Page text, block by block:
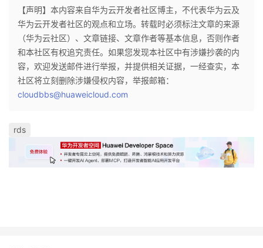
程
认
证
的
实
验
我
的
收
藏
支
持
声
建
议
【声明】本内容来自华为云开发者社区博主，不代表华为云及
华为云开发者社区的观点和立场。转载时必须标注文章的来源
（华为云社区）、文章链接、文章作者等基本信息，否则作者
和本社区有权追究责任。如果您发现本社区中有涉嫌抄袭的内
容，欢迎发送邮件进行举报，并提供相关证据，一经查实，本
社区将立刻删除涉嫌侵权内容，举报邮箱：
cloudbbs@huaweicloud.com
rds